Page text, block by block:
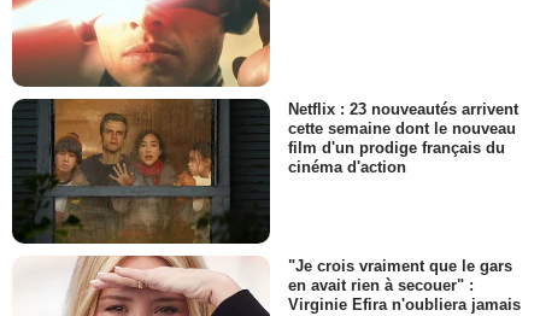
Netflix : 23 nouveautés arrivent
cette semaine dont le nouveau
film d'un prodige français du
cinéma d'action
"Je crois vraiment que le gars
en avait rien à secouer" :
Virginie Efira n'oubliera jamais